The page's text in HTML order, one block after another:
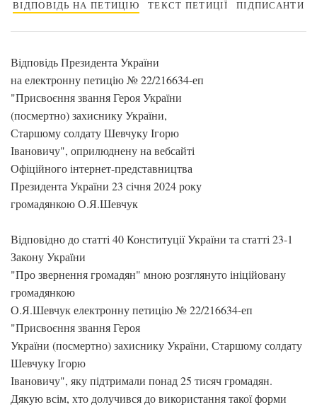
ВІДПОВІДЬ НА ПЕТИЦІЮ ТЕКСТ ПЕТИЦІЇ ПІДПИСАНТИ
Відповідь Президента України
на електронну петицію № 22/216634-еп
"Присвоєння звання Героя України
(посмертно) захиснику України,
Старшому солдату Шевчуку Ігорю
Івановичу", оприлюднену на вебсайті
Офіційного інтернет-представництва
Президента України 23 січня 2024 року
громадянкою О.Я.Шевчук
Відповідно до статті 40 Конституції України та статті 23-1
Закону України
"Про звернення громадян" мною розглянуто ініційовану
громадянкою
О.Я.Шевчук електронну петицію № 22/216634-еп
"Присвоєння звання Героя
України (посмертно) захиснику України, Старшому солдату
Шевчуку Ігорю
Івановичу", яку підтримали понад 25 тисяч громадян.
Дякую всім, хто долучився до використання такої форми